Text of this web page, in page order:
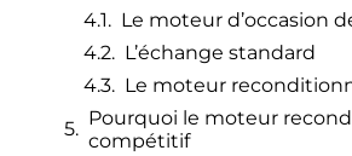
Le moteur d’occasion
L’échange standard
Le moteur
Pourquoi le moteur
compétitif